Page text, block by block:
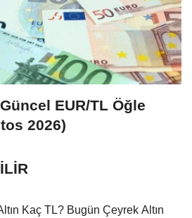
EUR/TL Öğle
2026)
Kaç TL? Bugün Çeyrek Altın